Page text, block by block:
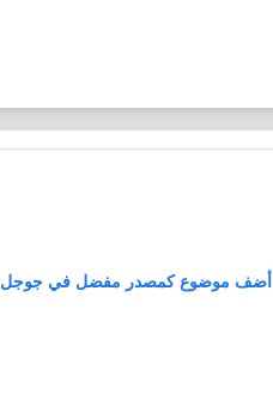
أضف موضوع كمصدر مفضل في جوجل